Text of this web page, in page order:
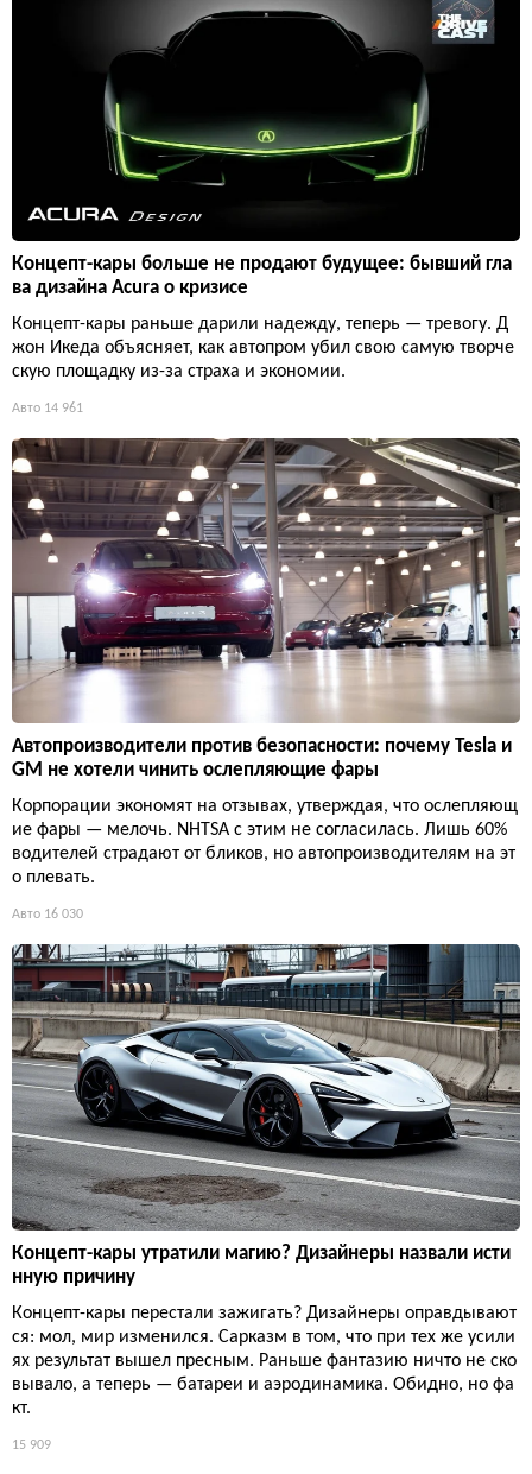
Концепт-кары больше не продают будущее: бывший гла
ва дизайна Acura о кризисе
Концепт-кары раньше дарили надежду, теперь — тревогу. Д
жон Икеда объясняет, как автопром убил свою самую творче
скую площадку из-за страха и экономии.
Авто 14 961
Автопроизводители против безопасности: почему Tesla и
GM не хотели чинить ослепляющие фары
Корпорации экономят на отзывах, утверждая, что ослепляющ
ие фары — мелочь. NHTSA с этим не согласилась. Лишь 60%
водителей страдают от бликов, но автопроизводителям на эт
о плевать.
Авто 16 030
Концепт-кары утратили магию? Дизайнеры назвали исти
нную причину
Концепт-кары перестали зажигать? Дизайнеры оправдывают
ся: мол, мир изменился. Сарказм в том, что при тех же усили
ях результат вышел пресным. Раньше фантазию ничто не ско
вывало, а теперь — батареи и аэродинамика. Обидно, но фа
кт.
15 909